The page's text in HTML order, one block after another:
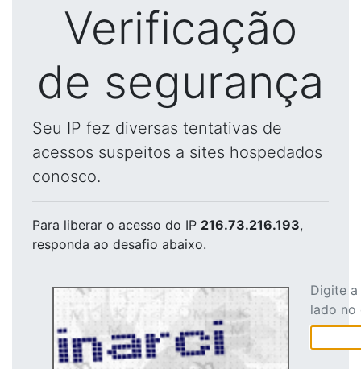
Verificação
de segurança
Seu IP fez diversas tentativas de
acessos suspeitos a sites hospedados
conosco.
Para liberar o acesso do IP 216.73.216.193,
responda ao desafio abaixo.
Digite
lado no